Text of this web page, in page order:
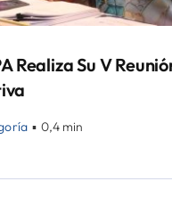
Realiza Su V
▪ 0,4 min